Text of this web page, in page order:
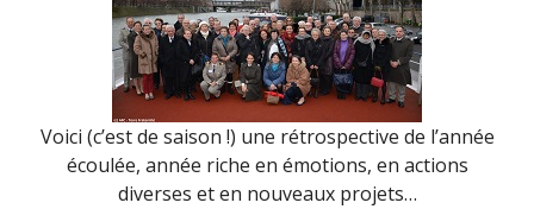
Voici (c’est de saison !) une rétrospective de l’année
écoulée, année riche en émotions, en actions
diverses et en nouveaux projets…